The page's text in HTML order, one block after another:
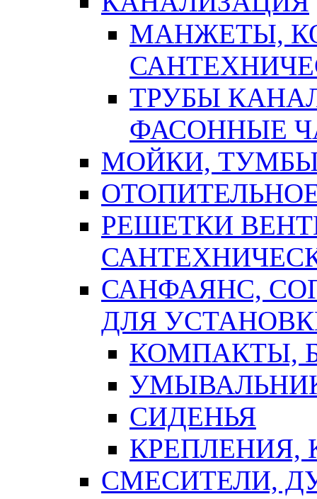
МАНЖЕТЫ,
ТРУБЫ
ФАСОННЫЕ
МОЙКИ,
РЕШЕТКИ
САНФАЯНС,
ДЛЯ
КОМПАКТЫ,
СИДЕНЬЯ
СМЕСИТЕЛИ,